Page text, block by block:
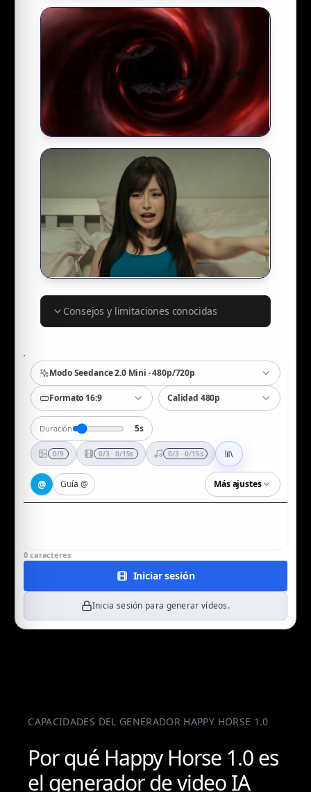
Modo Seedance 2.0 Mini · 480p/720p
Formato 16:9 Calidad 480p
Duración 5s
0/9 0/3 · 0/15s 0/3 · 0/15s
@ Guía @ Más ajustes
0 caracteres
Iniciar sesión
Inicia sesión para generar vídeos.
Consejos y limitaciones conocidas
CAPACIDADES DEL GENERADOR HAPPY HORSE 1.0
Por qué Happy Horse 1.0 es
el generador de video IA